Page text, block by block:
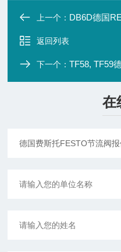
上一个： DB6D德国
返回列表
下一个：TF58, TF59德
在